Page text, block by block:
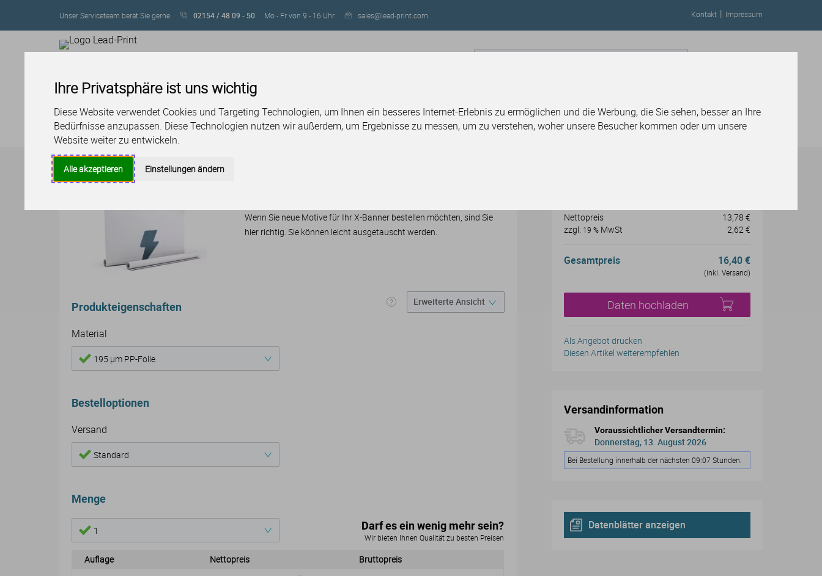
Ihre Privatsphäre ist uns wichtig
Diese Website verwendet Cookies und Targeting Technologien, um Ihnen ein besseres Internet-Erlebnis zu ermöglichen und die Werbung, die Sie sehen, besser an Ihre
Bedürfnisse anzupassen. Diese Technologien nutzen wir außerdem, um Ergebnisse zu messen, um zu verstehen, woher unsere Besucher kommen oder um unsere
Website weiter zu entwickeln.
Alle akzeptieren Einstellungen ändern
Unser Serviceteam berät Sie gerne 02154 / 48 09 - 50 Mo - Fr von 9 - 16 Uhr sales@lead-print.com Kontakt | Impressum
PRODUKTE SERVICE LAYOUT & DESIGN RESELLER WERDEN Service-Center
Produktübersicht Werbetechnik Deko & Kleinsysteme X-Banner mini, Druck
Wenn Sie neue Motive für Ihr X-Banner bestellen möchten, sind Sie
hier richtig. Sie können leicht ausgetauscht werden.
Produkteigenschaften
Material
195 µm PP-Folie
Bestelloptionen
Versand
Standard
Menge
1 Darf es ein wenig mehr sein?
Wir bieten Ihnen Qualität zu besten Preisen
Auflage Nettopreis Bruttopreis
Nettopreis
13,78 €
zzgl. 19 % MwSt 2,62 €
Gesamtpreis 16,40 €
(inkl. Versand)
Daten hochladen
Als Angebot drucken
Diesen Artikel weiterempfehlen
Versandinformation
Voraussichtlicher Versandtermin:
Donnerstag, 13. August 2026
Bei Bestellung innerhalb der nächsten 09:07 Stunden.
Datenblätter anzeigen